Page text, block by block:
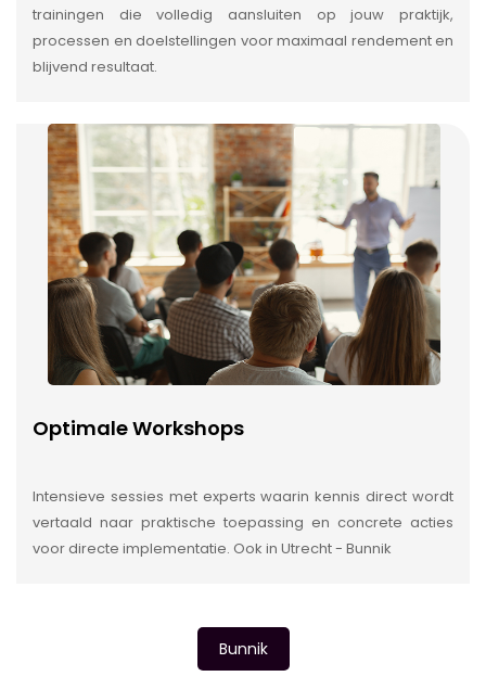
trainingen die volledig aansluiten op jouw praktijk,
processen en doelstellingen voor maximaal rendement en
blijvend resultaat.
Optimale Workshops
Intensieve sessies met experts waarin kennis direct wordt
vertaald naar praktische toepassing en concrete acties
voor directe implementatie. Ook in Utrecht - Bunnik
Bunnik